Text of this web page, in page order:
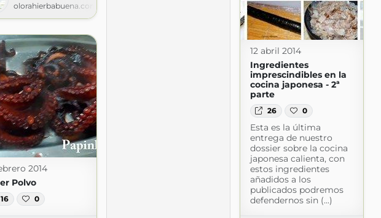
olorahierbabuena.com
12 abril 2014
Ingredientes
imprescindibles en la
cocina japonesa - 2ª
parte
26 0
Esta es la última
entrega de nuestro
dossier sobre la cocina
japonesa calienta, con
estos ingredientes
añadidos a los
publicados podremos
defendernos sin (...)
2014
Polvo
16 0